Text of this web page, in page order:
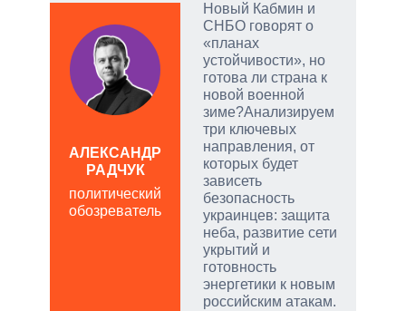
Новый Кабмин и
СНБО говорят о
«планах
устойчивости», но
готова ли страна к
новой военной
зиме?Анализируем
три ключевых
направления, от
которых будет
зависеть
безопасность
украинцев: защита
неба, развитие сети
укрытий и
готовность
энергетики к новым
российским атакам.
АЛЕКСАНДР
РАДЧУК
политический
обозреватель